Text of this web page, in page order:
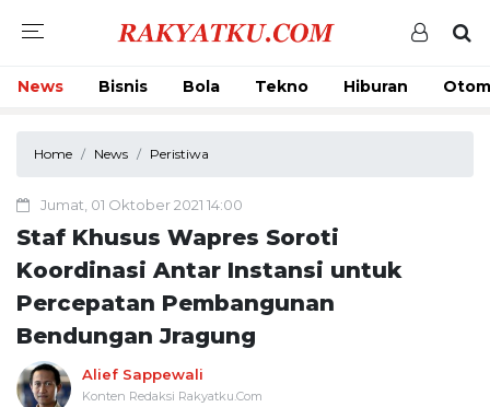
News Bisnis Bola Tekno Hiburan
Home News Peristiwa
Jumat, 01 Oktober 2021 14:00
Staf Khusus Wapres Soroti
Koordinasi Antar Instansi untuk
Percepatan Pembangunan
Bendungan Jragung
Alief Sappewali
Konten Redaksi Rakyatku.Com